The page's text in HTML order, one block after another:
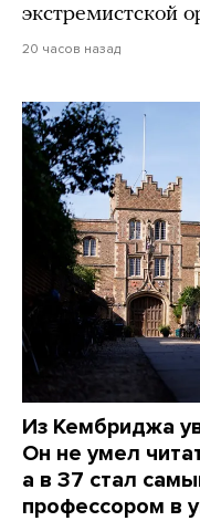
экстремистской
20 часов назад
Из Кембриджа
Он не умел
а в 37 стал
профессором в